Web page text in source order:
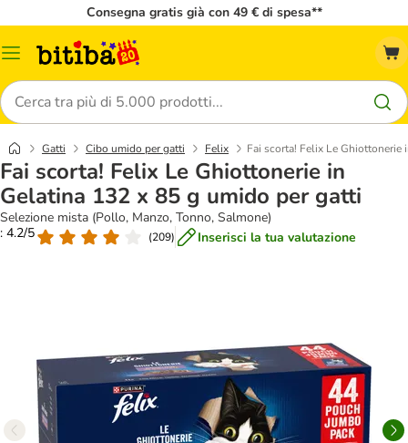
Consegna gratis già con 49 € di spesa**
Overview
Cerca
Gatti Cibo umido per gatti Felix Fai scorta! Felix Le
Fai scorta! Felix Le Ghiottonerie in
Gelatina 132 x 85 g umido per gatti
Selezione mista (Pollo, Manzo, Tonno, Salmone)
: 4.2/5
(209) Inserisci la tua valutazione